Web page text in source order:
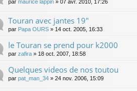
par maurice lappin » 07 avr. 2010, 17:26
Touran avec jantes 19"
par Papa OURS » 14 oct. 2005, 16:33
le Touran se prend pour k2000
par zafira » 18 oct. 2007, 18:58
Quelques videos de nos toutou
par pat_man_34 » 24 nov. 2006, 15:09